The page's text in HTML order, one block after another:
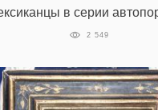
в серии
2 549